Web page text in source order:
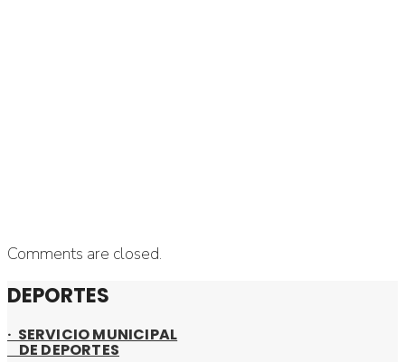
Comments are closed.
DEPORTES
· SERVICIO MUNICIPAL
DE DEPORTES